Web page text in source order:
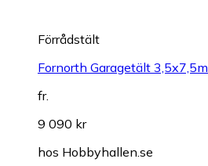
Förrådstält
Fornorth Garagetält 3,5x7,5m
fr.
9 090 kr
hos Hobbyhallen.se